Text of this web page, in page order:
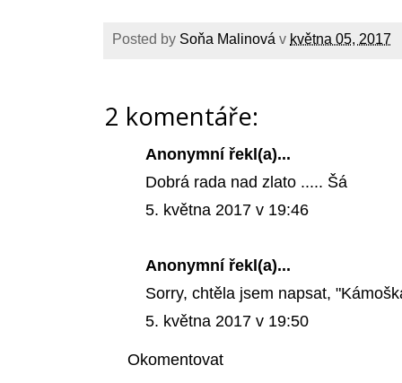
Posted by Soňa Malinová v května 05, 2017
2 komentáře:
Anonymní řekl(a)...
Dobrá rada nad zlato ..... Šá
5. května 2017 v 19:46
Anonymní řekl(a)...
Sorry, chtěla jsem napsat,
5. května 2017 v 19:50
Okomentovat